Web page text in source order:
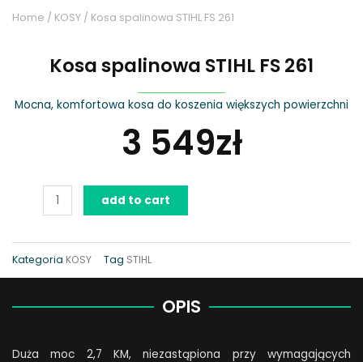
Home / KOSY / Kosa spalinowa STIHL FS 261
Kosa spalinowa STIHL FS 261
Mocna, komfortowa kosa do koszenia większych powierzchni
3 549zł
spalinowa
add to cart
Kategoria KOSY Tag STIHL
OPIS
Duża moc 2,7 KM, niezastąpiona przy wymagających